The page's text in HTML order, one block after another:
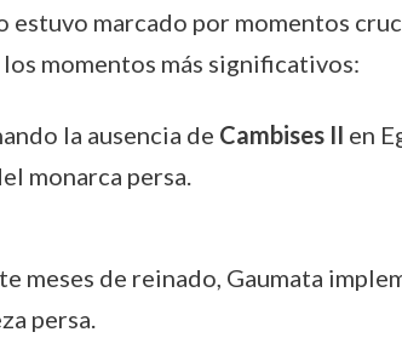
estuvo marcado por momentos
momentos más significativos:
la ausencia de Cambises II en
monarca persa.
meses de reinado, Gaumata
persa.